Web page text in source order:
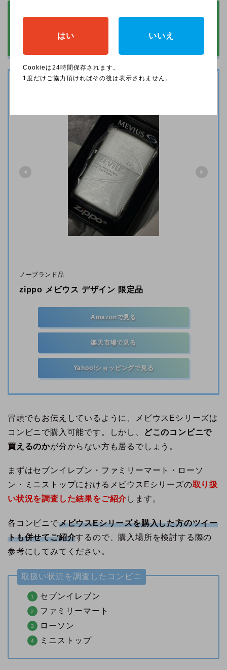
メビウスEシリーズが売ってるコン
ビニはどこ？各コンビニの取り扱い
状況を調査！
ノーブランド品
zippo メビウス デザイン 限定品
Amazonで見る
楽天市場で見る
Yahoo!ショッピングで見る
冒頭でもお伝えしているように、メビウスEシリーズは
コンビニで購入可能です。しかし、
どこのコンビニで
買えるのかが分からない方も居るでしょう。
まずはセブンイレブン・ファミリーマート・ローソ
ン・ミニストップにおけるメビウスEシリーズの取り扱
い状況を調査した結果をご紹介 します。
各コンビニでメビウスEシリーズを購入した方のツイー
トも併せてご紹介するので、購入場所を検討する際の
参考にしてみてください。
取扱い状況を調査したコンビニ
セブンイレブン
ファミリーマート
ローソン
ミニストップ
はい いいえ
Cookieは24時間保存されます。
1度だけご協力頂ければその後は表示されません。